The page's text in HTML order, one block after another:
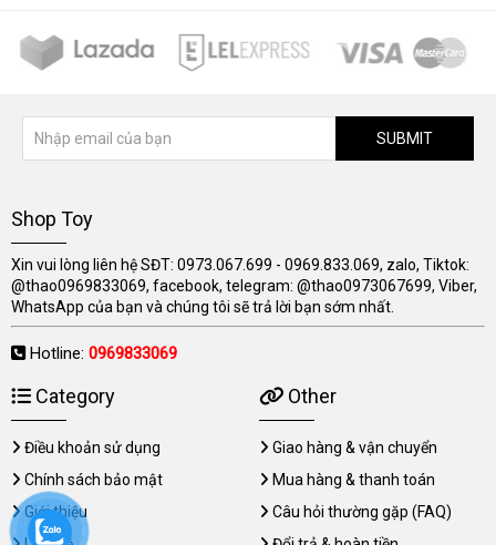
SUBMIT
Shop Toy
Xin vui lòng liên hệ SĐT: 0973.067.699 - 0969.833.069, zalo, Tiktok:
@thao0969833069, facebook, telegram: @thao0973067699, Viber,
WhatsApp của bạn và chúng tôi sẽ trả lời bạn sớm nhất.
Hotline: 0969833069
Category
Điều khoản sử dụng
Chính sách bảo mật
Giới thiệu
Other
Giao hàng & vận chuyển
Mua hàng & thanh toán
Câu hỏi thường gặp (FAQ)